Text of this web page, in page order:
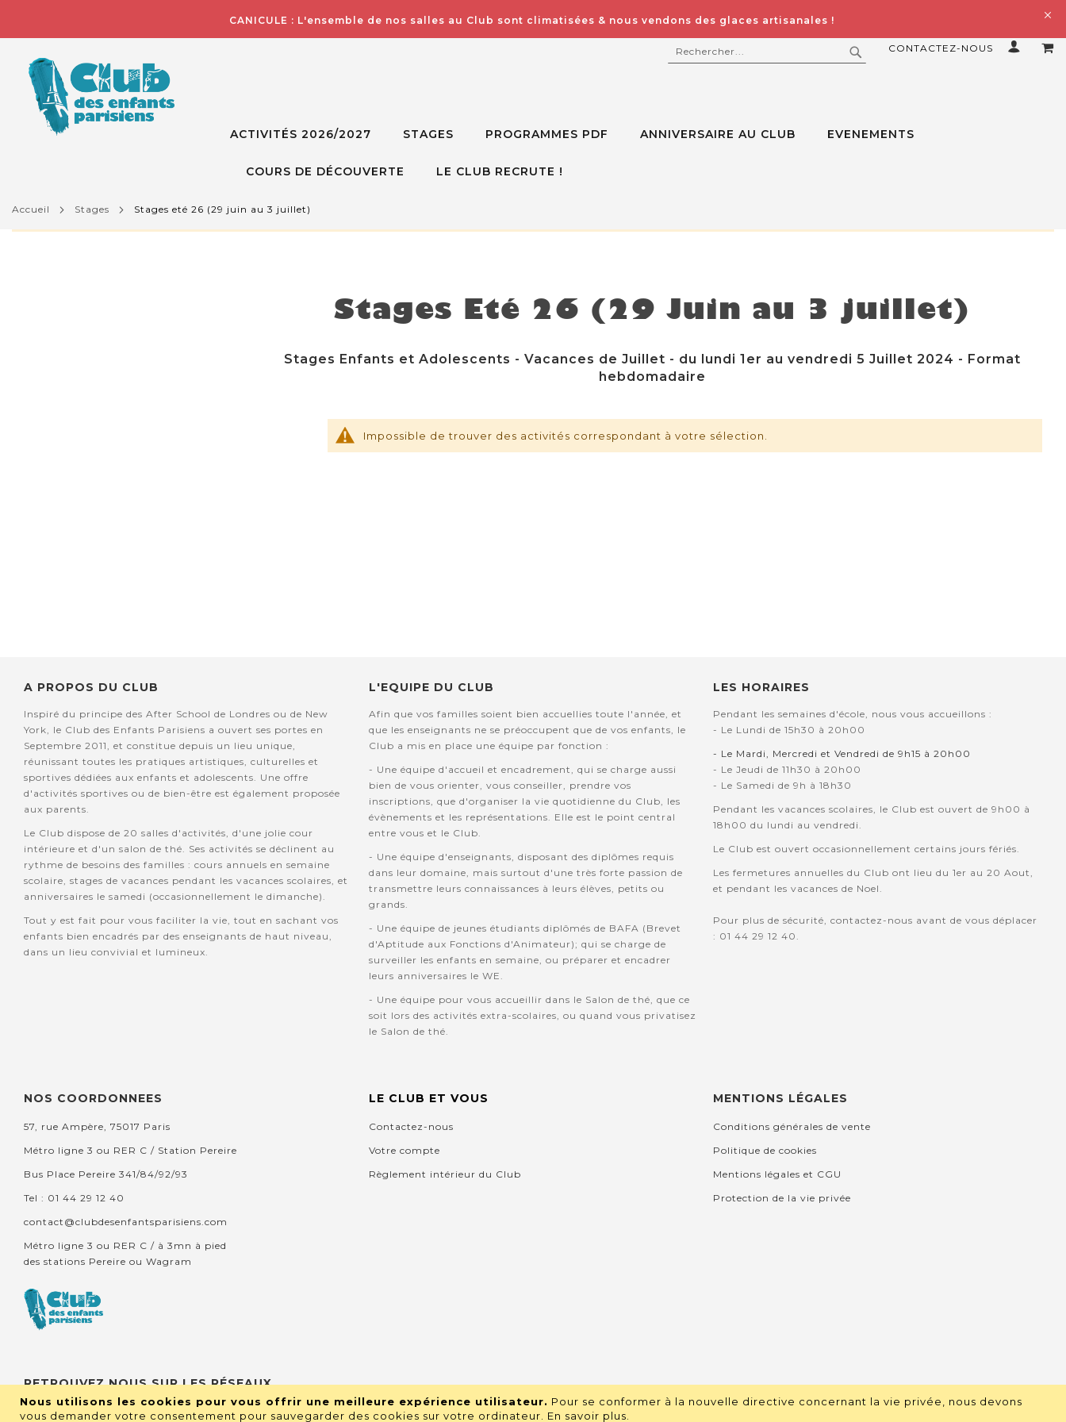
Nous utilisons les cookies pour vous offrir une meilleure expérience utilisateur. Pour se conformer à la nouvelle directive concernant la vie privée, nous devons
vous demander votre consentement pour sauvegarder des cookies sur votre ordinateur. En savoir plus
CANICULE : L'ensemble de nos salles au Club sont climatisées & nous vendons des glaces artisanales !
CONTACTEZ-NOUS
RECHERCHER
ACTIVITÉS 2026/2027 STAGES PROGRAMMES PDF ANNIVERSAIRE AU CLUB EVENEMENTS
COURS DE DÉCOUVERTE LE CLUB RECRUTE !
L'activité que vous essayez de visualiser n'est pas disponible mais voici d'autres options à la place
accueil stages stages eté 26 (29 juin au 3 juillet)
Stages Eté 26 (29 Juin au 3 juillet)
Stages Enfants et Adolescents - Vacances de Juillet - du lundi 1er au vendredi 5 Juillet 2024 - Format
hebdomadaire
Impossible de trouver des activités correspondant à votre sélection.
A PROPOS DU CLUB
Inspiré du principe des After School de Londres ou de New
York, le Club des Enfants Parisiens a ouvert ses portes en
Septembre 2011, et constitue depuis un lieu unique,
réunissant toutes les pratiques artistiques, culturelles et
sportives dédiées aux enfants et adolescents. Une offre
d'activités sportives ou de bien-être est également proposée
aux parents.
Le Club dispose de 20 salles d'activités, d'une jolie cour
intérieure et d'un salon de thé. Ses activités se déclinent au
rythme de besoins des familles : cours annuels en semaine
scolaire, stages de vacances pendant les vacances scolaires, et
anniversaires le samedi (occasionnellement le dimanche).
Tout y est fait pour vous faciliter la vie, tout en sachant vos
enfants bien encadrés par des enseignants de haut niveau,
dans un lieu convivial et lumineux.
L'EQUIPE DU CLUB
Afin que vos familles soient bien accuellies toute l'année, et
que les enseignants ne se préoccupent que de vos enfants, le
Club a mis en place une équipe par fonction :
- Une équipe d'accueil et encadrement, qui se charge aussi
bien de vous orienter, vous conseiller, prendre vos
inscriptions, que d'organiser la vie quotidienne du Club, les
évènements et les représentations. Elle est le point central
entre vous et le Club.
- Une équipe d'enseignants, disposant des diplômes requis
dans leur domaine, mais surtout d'une très forte passion de
transmettre leurs connaissances à leurs élèves, petits ou
grands.
- Une équipe de jeunes étudiants diplômés de BAFA (Brevet
d'Aptitude aux Fonctions d'Animateur); qui se charge de
surveiller les enfants en semaine, ou préparer et encadrer
leurs anniversaires le WE.
- Une équipe pour vous accueillir dans le Salon de thé, que ce
soit lors des activités extra-scolaires, ou quand vous privatisez
le Salon de thé.
LES HORAIRES
Pendant les semaines d'école, nous vous accueillons :
- Le Lundi de 15h30 à 20h00
- Le Mardi, Mercredi et Vendredi de 9h15 à 20h00
- Le Jeudi de 11h30 à 20h00
- Le Samedi de 9h à 18h30
Pendant les vacances scolaires, le Club est ouvert de 9h00 à
18h00 du lundi au vendredi.
Le Club est ouvert occasionnellement certains jours fériés.
Les fermetures annuelles du Club ont lieu du 1er au 20 Aout,
et pendant les vacances de Noel.
Pour plus de sécurité, contactez-nous avant de vous déplacer
: 01 44 29 12 40.
NOS COORDONNEES
57, rue Ampère, 75017 Paris
Métro ligne 3 ou RER C / Station Pereire
Bus Place Pereire 341/84/92/93
Tel : 01 44 29 12 40
contact@clubdesenfantsparisiens.com
Métro ligne 3 ou RER C / à 3mn à pied
des stations Pereire ou Wagram
LE CLUB ET VOUS
Contactez-nous
Votre compte
Règlement intérieur du Club
MENTIONS LÉGALES
Conditions générales de vente
Politique de cookies
Mentions légales et CGU
Protection de la vie privée
RETROUVEZ NOUS SUR LES RÉSEAUX